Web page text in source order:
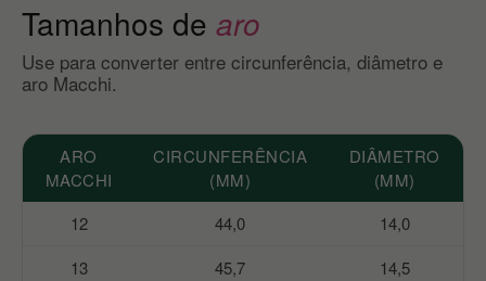
Tamanhos de aro
Use para converter entre circunferência, diâmetro e
aro Macchi.
ARO
MACCHI
CIRCUNFERÊNCIA
(MM)
DIÂMETRO
(MM)
12
44,0
14,0
13
45,7
14,5